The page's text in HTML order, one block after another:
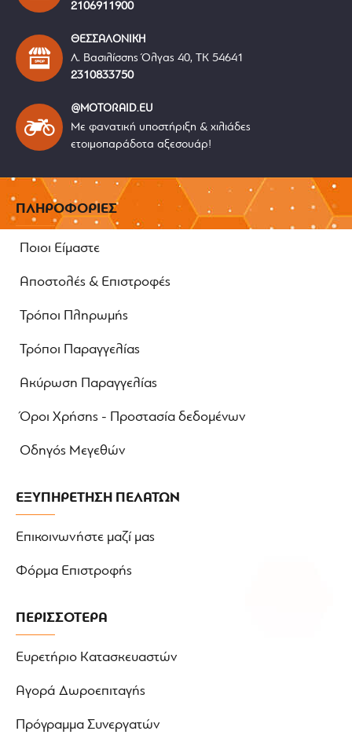
2106911900
ΘΕΣΣΑΛΟΝΙΚΗ
Λ. Βασιλίσσης Όλγας 40, ΤΚ 54641
2310833750
@MOTORAID.EU
Με φανατική υποστήριξη & χιλιάδες
ετοιμοπαράδοτα αξεσουάρ!
ΠΛΗΡΟΦΟΡΙΕΣ
Ποιοι Είμαστε
Αποστολές & Επιστροφές
Τρόποι Πληρωμής
Τρόποι Παραγγελίας
Ακύρωση Παραγγελίας
Όροι Χρήσης - Προστασία δεδομένων
Οδηγός Μεγεθών
ΕΞΥΠΗΡΕΤΗΣΗ ΠΕΛΑΤΩΝ
Επικοινωνήστε μαζί μας
Φόρμα Επιστροφής
ΠΕΡΙΣΣΟΤΕΡΑ
Ευρετήριο Κατασκευαστών
Αγορά Δωροεπιταγής
Πρόγραμμα Συνεργατών